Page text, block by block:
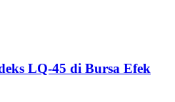
LQ-45 di Bursa Efek